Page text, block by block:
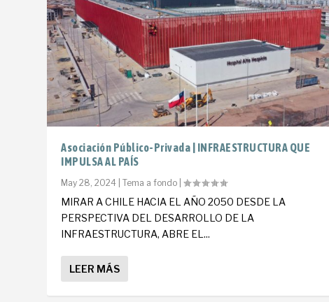
Asociación Público-Privada | INFRAESTRUCTURA QUE
IMPULSA AL PAÍS
May 28, 2024 |Tema a fondo |
MIRAR A CHILE HACIA EL AÑO 2050 DESDE LA
PERSPECTIVA DEL DESARROLLO DE LA
INFRAESTRUCTURA, ABRE EL...
LEER MÁS